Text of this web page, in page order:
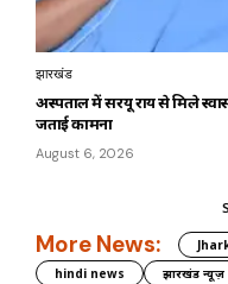
झारखंड
अस्पताल में सरयू राय से मिले
जताई कामना
August 6, 2026
More News:
hindi news
झारखंड न्यूज़